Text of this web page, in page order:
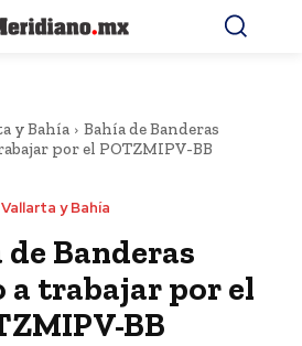
y Bahía
Bahía de Banderas
por el POTZMIPV-BB
Vallarta y Bahía
de Banderas
a trabajar por el
BB